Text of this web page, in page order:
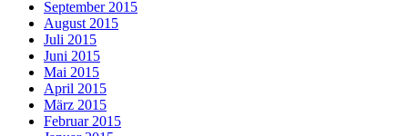
September 2015
August 2015
Juli 2015
Juni 2015
Mai 2015
April 2015
März 2015
Februar 2015